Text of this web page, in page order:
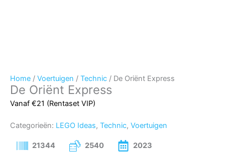
Home / Voertuigen / Technic / De Oriënt Express
De Oriënt Express
Vanaf €21 (Rentaset VIP)
Categorieën: LEGO Ideas, Technic, Voertuigen
21344 2540 2023